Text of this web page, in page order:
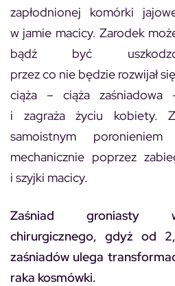
zapłodnionej komórki
w jamie macicy. Zarodek
bądź być
przez co nie będzie rozwijał
ciąża – ciąża zaśniadowa
i zagraża życiu kobiety.
samoistnym
mechanicznie poprzez
i szyjki macicy.
Zaśniad groniasty
chirurgicznego, gdyż od
zaśniadów ulega
raka kosmówki.